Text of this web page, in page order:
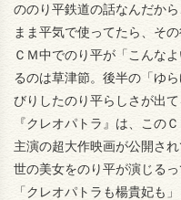
ののり平鉄道の話なんだか
まま平気で使ってたら、そ
ＣＭ中でのり平が「こんな
るのは草津節。後半の「ゆ
びりしたのり平らしさが出て
『クレオパトラ』は、この
主演の超大作映画が公開さ
世の美女をのり平が演じる
「クレオパトラも楊貴妃も